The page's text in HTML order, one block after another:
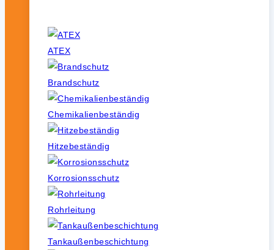
ATEX
Brandschutz
Chemikalienbeständig
Hitzebeständig
Korrosionsschutz
Rohrleitung
Tankaußenbeschichtung